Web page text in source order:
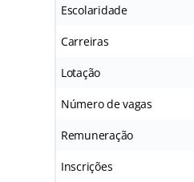
Escolaridade
Carreiras
Lotação
Número de vagas
Remuneração
Inscrições